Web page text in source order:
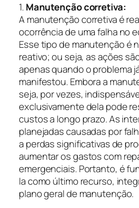
1. Manutenção corretiva:
A manutenção corretiva é
ocorrência de uma falha no
Esse tipo de manutenção é
reativo; ou seja, as ações
apenas quando o problema
manifestou. Embora a
seja, por vezes,
exclusivamente dela pode
custos a longo prazo. As
planejadas causadas por
a perdas significativas de
aumentar os gastos com
emergenciais. Portanto, é
la como último recurso,
plano geral de manutenção.